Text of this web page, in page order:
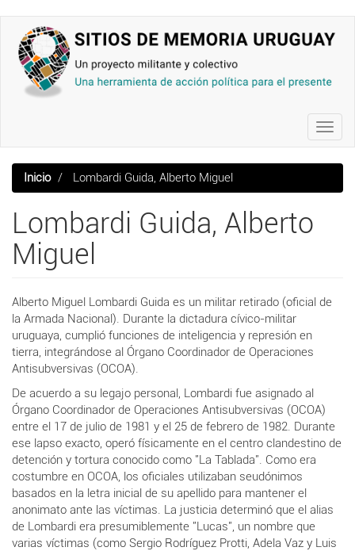
contenido
principal
Inicio Lombardi Guida, Alberto Miguel
Lombardi Guida, Alberto
Miguel
Alberto Miguel Lombardi Guida es un militar retirado (oficial de
la Armada Nacional). Durante la dictadura cívico-militar
uruguaya, cumplió funciones de inteligencia y represión en
tierra, integrándose al Órgano Coordinador de Operaciones
Antisubversivas (OCOA).
De acuerdo a su legajo personal, Lombardi fue asignado al
Órgano Coordinador de Operaciones Antisubversivas (OCOA)
entre el 17 de julio de 1981 y el 25 de febrero de 1982. Durante
ese lapso exacto, operó físicamente en el centro clandestino de
detención y tortura conocido como "La Tablada". Como era
costumbre en OCOA, los oficiales utilizaban seudónimos
basados en la letra inicial de su apellido para mantener el
anonimato ante las víctimas. La justicia determinó que el alias
de Lombardi era presumiblemente "Lucas", un nombre que
varias víctimas (como Sergio Rodríguez Protti, Adela Vaz y Luis